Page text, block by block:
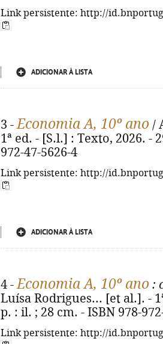
Link persistente: http://
ADICIONAR À LISTA
3 -Economia A, 10º ano /
1ª ed. - [S.l.] : Texto, 2026. -
972-47-5626-4
Link persistente: http://
ADICIONAR À LISTA
4 -Economia A, 10º ano :
Luísa Rodrigues... [et al.]. -
p. : il. ; 28 cm. - ISBN 978-
Link persistente: http://